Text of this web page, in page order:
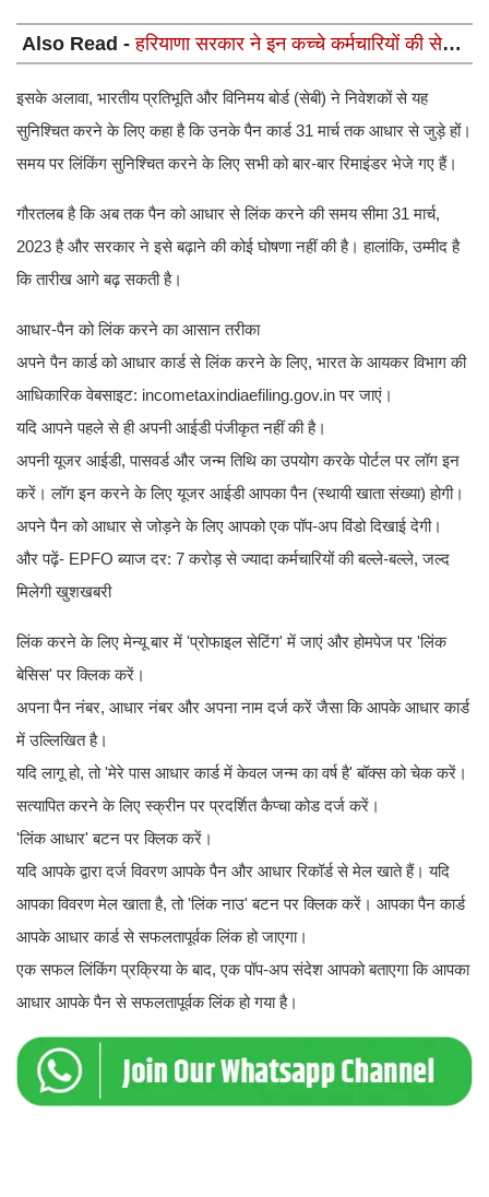
Also Read -हरियाणा सरकार ने इन कच्चे कर्मचारियों की सेवाएं
दो माह तक बढाई, महिला कर्मचारियों को भी मिली राहत
इसके अलावा, भारतीय प्रतिभूति और विनिमय बोर्ड (सेबी) ने निवेशकों से यह
सुनिश्चित करने के लिए कहा है कि उनके पैन कार्ड 31 मार्च तक आधार से जुड़े हों।
समय पर लिंकिंग सुनिश्चित करने के लिए सभी को बार-बार रिमाइंडर भेजे गए हैं।
गौरतलब है कि अब तक पैन को आधार से लिंक करने की समय सीमा 31 मार्च,
2023 है और सरकार ने इसे बढ़ाने की कोई घोषणा नहीं की है। हालांकि, उम्मीद है
कि तारीख आगे बढ़ सकती है।
आधार-पैन को लिंक करने का आसान तरीका
अपने पैन कार्ड को आधार कार्ड से लिंक करने के लिए, भारत के आयकर विभाग की
आधिकारिक वेबसाइट: incometaxindiaefiling.gov.in पर जाएं।
यदि आपने पहले से ही अपनी आईडी पंजीकृत नहीं की है।
अपनी यूजर आईडी, पासवर्ड और जन्म तिथि का उपयोग करके पोर्टल पर लॉग इन
करें। लॉग इन करने के लिए यूजर आईडी आपका पैन (स्थायी खाता संख्या) होगी।
अपने पैन को आधार से जोड़ने के लिए आपको एक पॉप-अप विंडो दिखाई देगी।
और पढ़ें- EPFO ​​ब्याज दर: 7 करोड़ से ज्यादा कर्मचारियों की बल्ले-बल्ले, जल्द
मिलेगी खुशखबरी
लिंक करने के लिए मेन्यू बार में 'प्रोफाइल सेटिंग' में जाएं और होमपेज पर 'लिंक
बेसिस' पर क्लिक करें।
अपना पैन नंबर, आधार नंबर और अपना नाम दर्ज करें जैसा कि आपके आधार कार्ड
में उल्लिखित है।
यदि लागू हो, तो 'मेरे पास आधार कार्ड में केवल जन्म का वर्ष है' बॉक्स को चेक करें।
सत्यापित करने के लिए स्क्रीन पर प्रदर्शित कैप्चा कोड दर्ज करें।
'लिंक आधार' बटन पर क्लिक करें।
यदि आपके द्वारा दर्ज विवरण आपके पैन और आधार रिकॉर्ड से मेल खाते हैं। यदि
आपका विवरण मेल खाता है, तो 'लिंक नाउ' बटन पर क्लिक करें। आपका पैन कार्ड
आपके आधार कार्ड से सफलतापूर्वक लिंक हो जाएगा।
एक सफल लिंकिंग प्रक्रिया के बाद, एक पॉप-अप संदेश आपको बताएगा कि आपका
आधार आपके पैन से सफलतापूर्वक लिंक हो गया है।